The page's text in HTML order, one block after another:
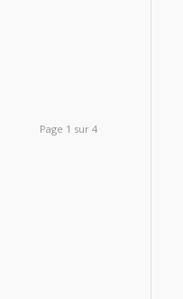
Page 1 sur 4